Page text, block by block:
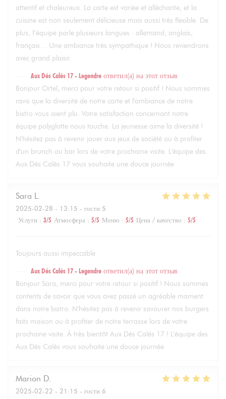
attentif et chaleureux. La carte est variée et alléchante, et la
cuisine est non seulement délicieuse mais aussi très flexible. De
plus, l’équipe parle plusieurs langues : allemand, anglais,
français… Une ambiance très sympathique ! Nous reviendrons
avec grand plaisir.
Aux Dés Calés 17 - Legendre ответил(а) на этот отзыв
Bonjour Ortel, merci pour votre retour si positif ! Nous sommes
ravis que la diversité de notre carte et l'ambiance de notre
bistro vous aient plu. Votre satisfaction concernant notre
équipe polyglotte nous touche. La jeunesse aime la diversité !
N'hésitez pas à revenir jouer aux jeux de société ou à profiter
d'un brunch au bar lors de votre prochaine visite. L'équipe des
Aux Dés Calés 17 vous souhaite une douce journée
Sara L
2025-02-28 - 13:15 - гости 5
Услуги : 3/5 Атмосфера : 5/5 Меню : 5/5 Цена / качество : 5/5
Toujours aussi impeccable
Aux Dés Calés 17 - Legendre ответил(а) на этот отзыв
Bonjour Sara, merci pour votre retour si positif ! Nous sommes
contents de savoir que vous avez passé un agréable moment
dans notre bistro. N'hésitez pas à revenir savourer nos burgers
faits maison ou à profiter de notre terrasse lors de votre
prochaine visite. À très bientôt Aux Dés Calés 17 ! L'équipe des
Aux Dés Calés vous souhaite une douce journée
Marion D
2025-02-22 - 21:15 - гости 6